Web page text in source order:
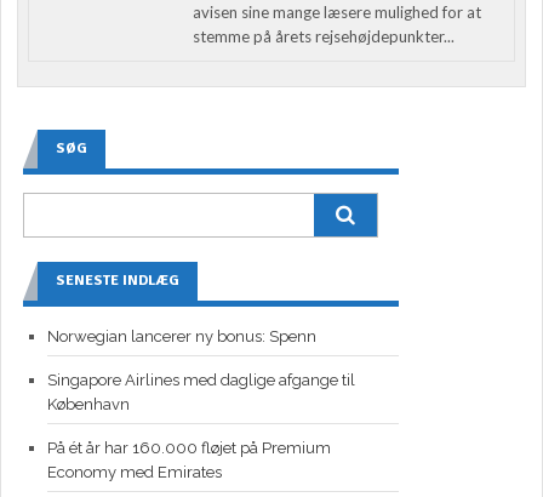
avisen sine mange læsere mulighed for at
stemme på årets rejsehøjdepunkter...
SØG
SENESTE INDLÆG
Norwegian lancerer ny bonus: Spenn
Singapore Airlines med daglige afgange til
København
På ét år har 160.000 fløjet på Premium
Economy med Emirates